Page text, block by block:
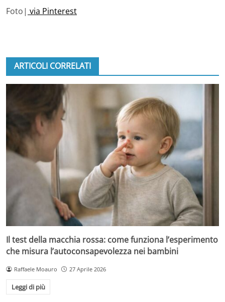
Foto| via Pinterest
ARTICOLI CORRELATI
Il test della macchia rossa: come funziona l’esperimento
che misura l’autoconsapevolezza nei bambini
Raffaele Moauro 27 Aprile 2026
Leggi di più